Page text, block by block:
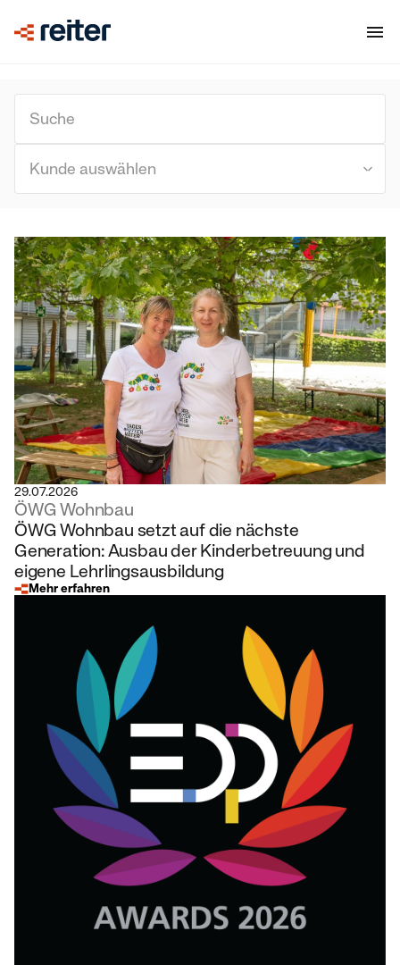
Kunde auswählen
29.07.2026
ÖWG Wohnbau
ÖWG Wohnbau setzt auf die nächste
Generation: Ausbau der Kinderbetreuung und
eigene Lehrlingsausbildung
Mehr erfahren